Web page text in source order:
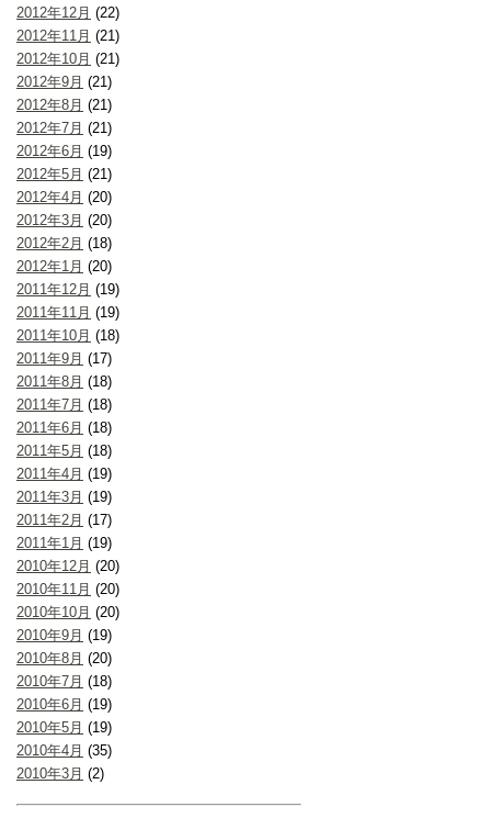
2012年12月 (22)
2012年11月 (21)
2012年10月 (21)
2012年9月 (21)
2012年8月 (21)
2012年7月 (21)
2012年6月 (19)
2012年5月 (21)
2012年4月 (20)
2012年3月 (20)
2012年2月 (18)
2012年1月 (20)
2011年12月 (19)
2011年11月 (19)
2011年10月 (18)
2011年9月 (17)
2011年8月 (18)
2011年7月 (18)
2011年6月 (18)
2011年5月 (18)
2011年4月 (19)
2011年3月 (19)
2011年2月 (17)
2011年1月 (19)
2010年12月 (20)
2010年11月 (20)
2010年10月 (20)
2010年9月 (19)
2010年8月 (20)
2010年7月 (18)
2010年6月 (19)
2010年5月 (19)
2010年4月 (35)
2010年3月 (2)